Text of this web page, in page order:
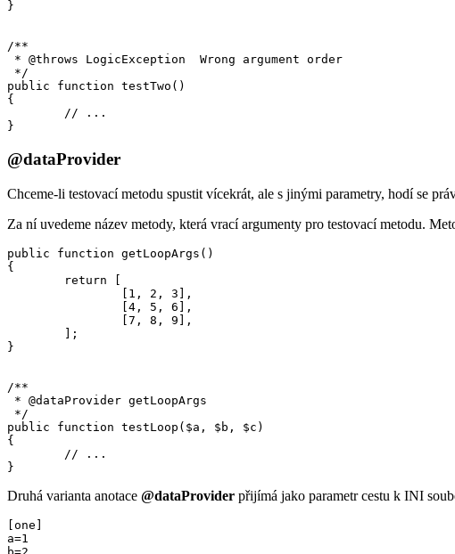
}
/**
* @throws LogicException  Wrong argument order
*/
public function testTwo()
{
@dataProvider
Chceme-li testovací metodu spustit vícekrát, ale s jinými parametry, hodí se
Za ní uvedeme název metody, která vrací argumenty pro testovací metodu.
public function getLoopArgs()
{
}
/**
* @dataProvider getLoopArgs
*/
public function testLoop($a, $b, $c)
{
Druhá varianta anotace @dataProvider přijímá jako parametr cestu k INI
[one]
a=1
b=2